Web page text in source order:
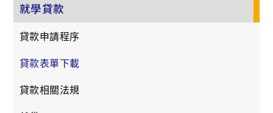
就學貸款
貸款申請程序
貸款表單下載
貸款相關法規